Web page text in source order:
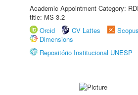
Academic Appointment Category:
title: MS-3.2
Orcid
CV Lattes
Scopus
Dimensions
Repositório Institucional UNESP